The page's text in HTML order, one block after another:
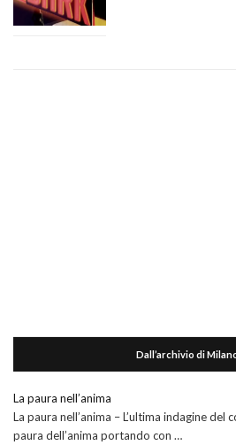
Dall’archivio di
La paura nell’anima
La paura nell’anima – L’ultima indagine del
paura dell’anima portando con …